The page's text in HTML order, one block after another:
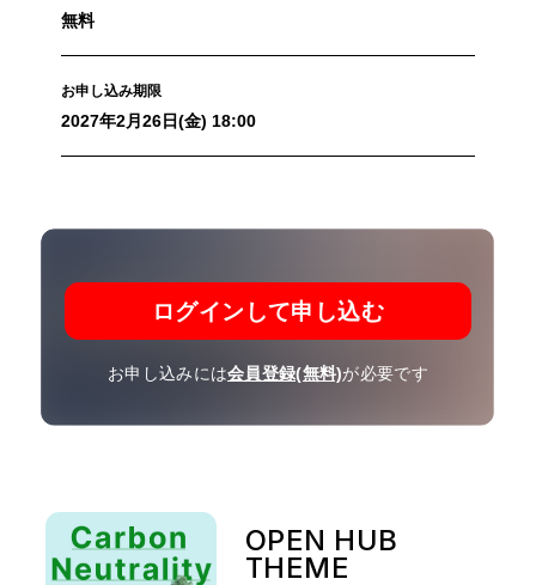
無料
お申し込み期限
2027年2月26日(金) 18:00
ログインして申し込む
お申し込みには会員登録(無料)が必要です
OPEN HUB
THEME